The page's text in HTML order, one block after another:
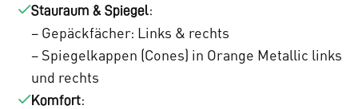
Stauraum & Spiegel:
– Gepäckfächer: Links & rechts
– Spiegelkappen (Cones) in Orange Metallic links
und rechts
Komfort: